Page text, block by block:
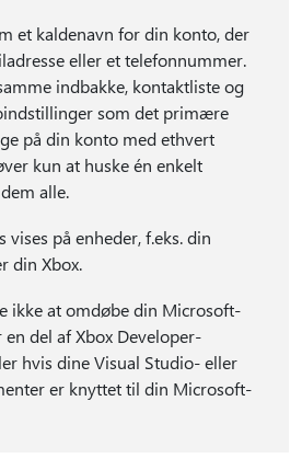
et kaldenavn for din konto, der
eller et telefonnummer.
indbakke, kontaktliste og
som det primære
på din konto med ethvert
kun at huske én enkelt
alle.
på enheder, f.eks. din
din Xbox.
ikke at omdøbe din Microsoft-
del af Xbox Developer-
hvis dine Visual Studio- eller
er knyttet til din Microsoft-